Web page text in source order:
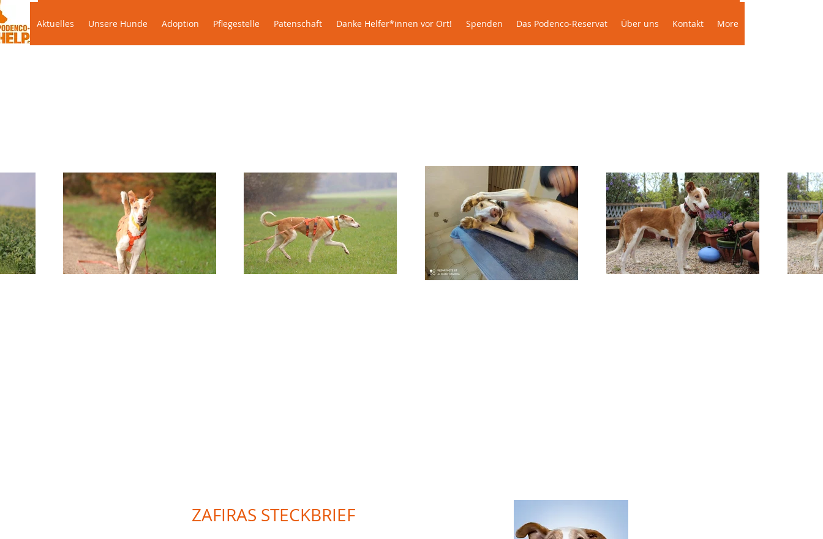
Aktuelles Unsere Hunde Adoption Pflegestelle Patenschaft Danke Helfer*innen vor Ort! Spenden Das Podenco-Reservat Über uns More
ZAFIRAS STECKBRIEF
Aktuelles Unsere Hunde Adoption Pflegestelle Patenschaft Danke Helfer*innen vor Ort! Spenden Das Podenco-Reservat Über uns Kontakt More